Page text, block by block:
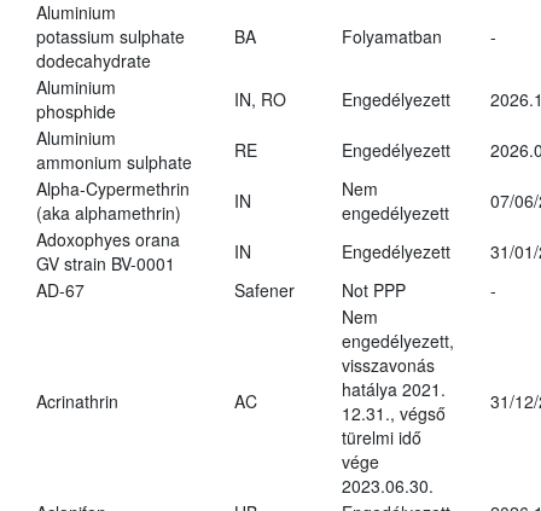
Aluminium
potassium sulphate
dodecahydrate
BA Folyamatban -
Aluminium
phosphide
IN, RO Engedélyezett
Aluminium
ammonium sulphate
RE Engedélyezett
Alpha-Cypermethrin
(aka alphamethrin)
IN
Nem
engedélyezett
07/
Adoxophyes orana
GV strain BV-0001
IN Engedélyezett
31/
AD-67
Safener Not PPP -
Acrinathrin AC
Nem
engedélyezett,
visszavonás
hatálya 2021.
12.31., végső
türelmi idő
vége
2023.06.30.
31/